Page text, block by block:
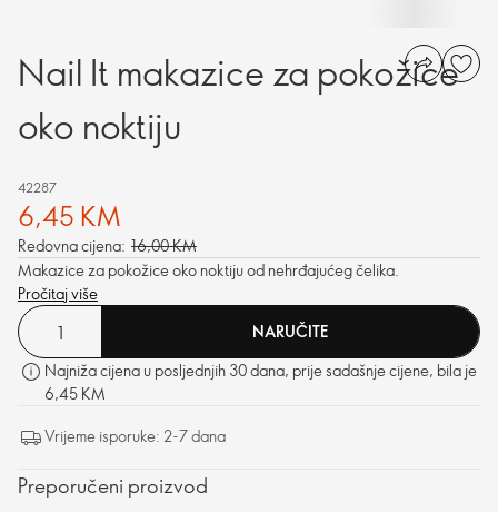
Nail It makazice za pokožice
oko noktiju
42287
6,45 KM
Redovna cijena: 16,00 KM
Makazice za pokožice oko noktiju od nehrđajućeg čelika.
Pročitaj više
NARUČITE
Najniža cijena u posljednjih 30 dana, prije sadašnje cijene, bila je
6,45 KM
Vrijeme isporuke: 2-7 dana
Preporučeni proizvod